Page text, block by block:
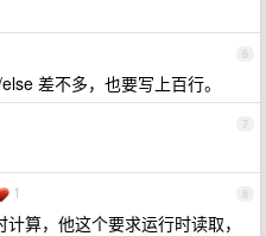
6
差不多，也要写上百行。
7
8
1
算，他这个要求运行时读取，